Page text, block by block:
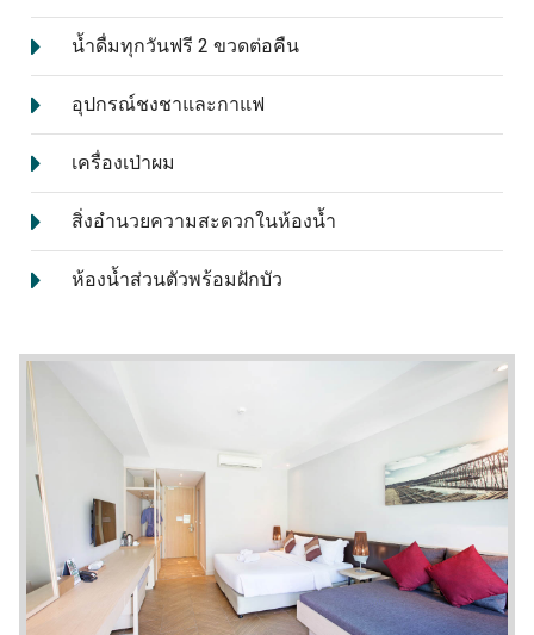
น้ำดื่มทุกวันฟรี 2 ขวดต่อคืน
อุปกรณ์ชงชาและกาแฟ
เครื่องเป่าผม
สิ่งอำนวยความสะดวกในห้องน้ำ
ห้องน้ำส่วนตัวพร้อมฝักบัว